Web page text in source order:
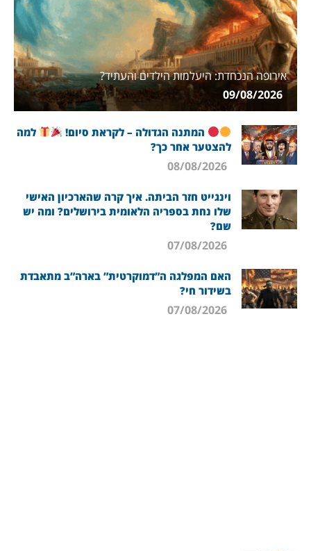
אירופה הנכחדת: היעלמות הילדים והעתיד?
המתנה הגדולה – לקראת סיום!
למה
להצטער אחר כך?
וינגייט חזר הביתה. איך קרה שהארכיון האישי
שלו נחת בספריה הלאומית בירושלים? ומה יש
שם?
האם המפלגה ה”דמוקרטית” בארה”ב מתאבדת
בשידור חי?